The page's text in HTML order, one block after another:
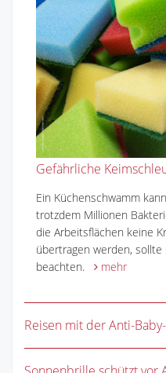
Gefährliche
Ein Küchenschwamm
trotzdem Millionen
die Arbeitsflächen keine
übertragen werden, sollte
beachten.
mehr
Reisen mit der Anti-